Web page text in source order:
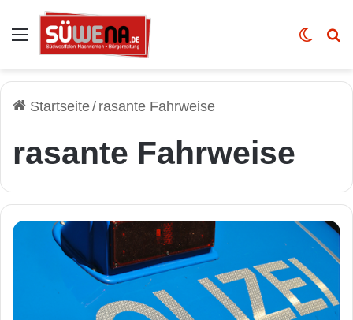
Auswahl Skin
Startseite/ rasante Fahrweise
rasante Fahrweise